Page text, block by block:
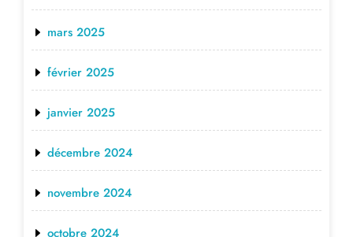
mars 2025
février 2025
janvier 2025
décembre 2024
novembre 2024
octobre 2024